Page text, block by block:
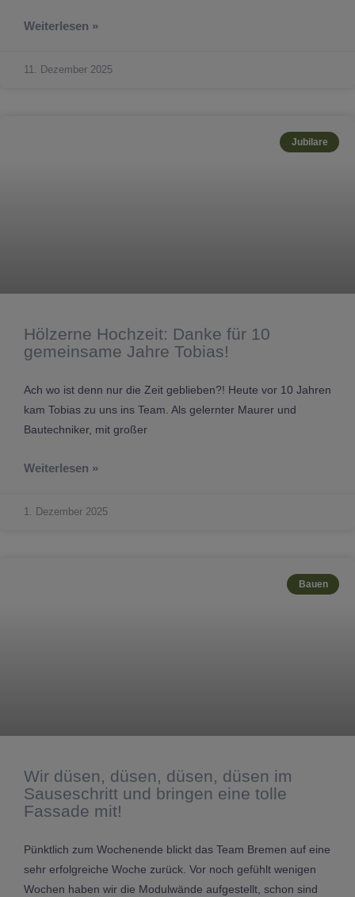
Weiterlesen »
11. Dezember 2025
Jubilare
Hölzerne Hochzeit: Danke für 10
gemeinsame Jahre Tobias!
Ach wo ist denn nur die Zeit geblieben?! Heute vor 10 Jahren
kam Tobias zu uns ins Team. Als gelernter Maurer und
Bautechniker, mit großer
Weiterlesen »
1. Dezember 2025
Bauen
Wir düsen, düsen, düsen, düsen im
Sauseschritt und bringen eine tolle
Fassade mit!
Pünktlich zum Wochenende blickt das Team Bremen auf eine
sehr erfolgreiche Woche zurück. Vor noch gefühlt wenigen
Wochen haben wir die Modulwände aufgestellt, schon sind